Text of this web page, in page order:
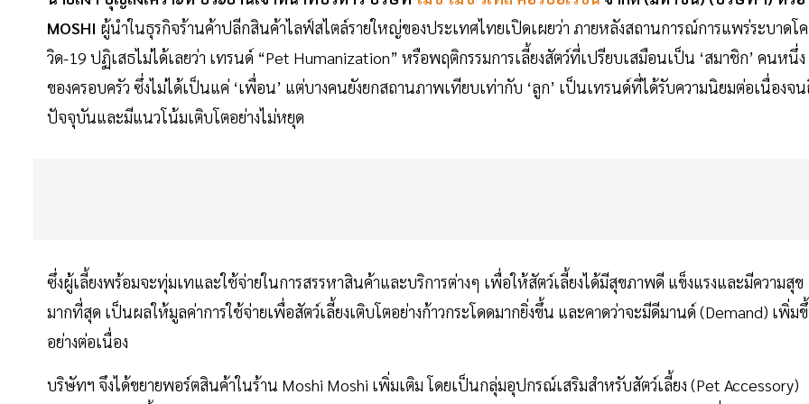
MOSHI ผู้นำในธุรกิจร้านค้าปลีกสินค้าไลฟ์สไตล์รายใหญ่ของประเทศไทยเปิดเผยว่า ภายหลังสถานการณ์การแพร่ระบาดโค
วิด-19 ปฏิเสธไม่ได้เลยว่า เทรนด์ “Pet Humanization” หรือพฤติกรรมการเลี้ยงสัตว์ที่เปรียบเสมือนเป็น ‘สมาชิก’ คนหนึ่ง
ของครอบครัว ซึ่งไม่ได้เป็นแค่ ‘เพื่อน’ แต่บางคนยังยกสถานภาพเทียบเท่ากับ ‘ลูก’ เป็นเทรนด์ที่ได้รับความนิยมต่อเนื่องจน
ปัจจุบันและมีแนวโน้มเติบโตอย่างไม่หยุด
ซึ่งผู้เลี้ยงพร้อมจะทุ่มเทและใช้จ่ายในการสรรหาสินค้าและบริการต่างๆ เพื่อให้สัตว์เลี้ยงได้มีสุขภาพดี แข็งแรงและมีความสุข
มากที่สุด เป็นผลให้มูลค่าการใช้จ่ายเพื่อสัตว์เลี้ยงเติบโตอย่างก้าวกระโดดมากยิ่งขึ้น และคาดว่าจะมีดีมานด์ (Demand) เพิ่ม
อย่างต่อเนื่อง
บริษัทฯ จึงได้ขยายพอร์ตสินค้าในร้าน Moshi Moshi เพิ่มเติม โดยเป็นกลุ่มอุปกรณ์เสริมสำหรับสัตว์เลี้ยง (Pet Accessory)